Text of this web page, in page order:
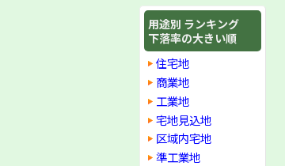
用途別 ランキング
下落率の大きい順
住宅地
商業地
工業地
宅地見込地
区域内宅地
準工業地